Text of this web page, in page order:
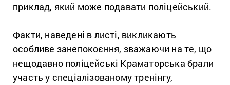
приклад, який може подавати поліцейський.
Факти, наведені в листі, викликають
особливе занепокоєння, зважаючи на те, що
нещодавно поліцейські Краматорська брали
участь у спеціалізованому тренінгу,